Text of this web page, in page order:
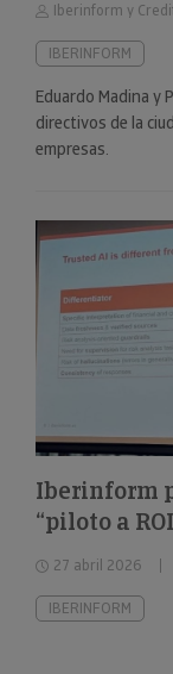
Iberinform y
IBERINFORM
Eduardo Madina y
directivos de la
empresas.
Iberinform
“piloto a
FEBIS
27 abril 2026
IBERINFORM